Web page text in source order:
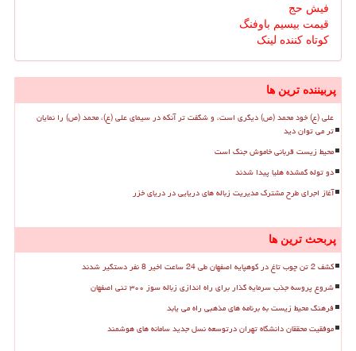
فیش حج
قیمت بیسیم باوفنگ
کوتاه کننده لینک
پربیننده ترین ها
علی (ع) خود محمد (ص) دیگری است، و شگفت تر آنکه در سیمای علی (ع)، محمد (ص) را نمایان
تر می توان دید
محیط زیست قربانی خاموش جنگ است
دو توله گمشده هلیا پیدا شدند
آغاز اجرای طرح مشترک مدیریت زباله های دریایی در دریای خزر
پربحث ترین ها
کشف 2 تن چوب تاغ در کوهپایه اصفهان طی 24 ساعت اخیر 8 نفر دستگیر شدند
شروع پروسه جذب سرمایه گذار برای راه اندازی زباله سوز ۳۰۰ تنی اصفهان
فرهنگ محیط زیست به برنامه های مذهبی راه می یابد
موفقیت محققان دانشگاه تهران درتوسعه نسل جدید سامانه های هوشمند